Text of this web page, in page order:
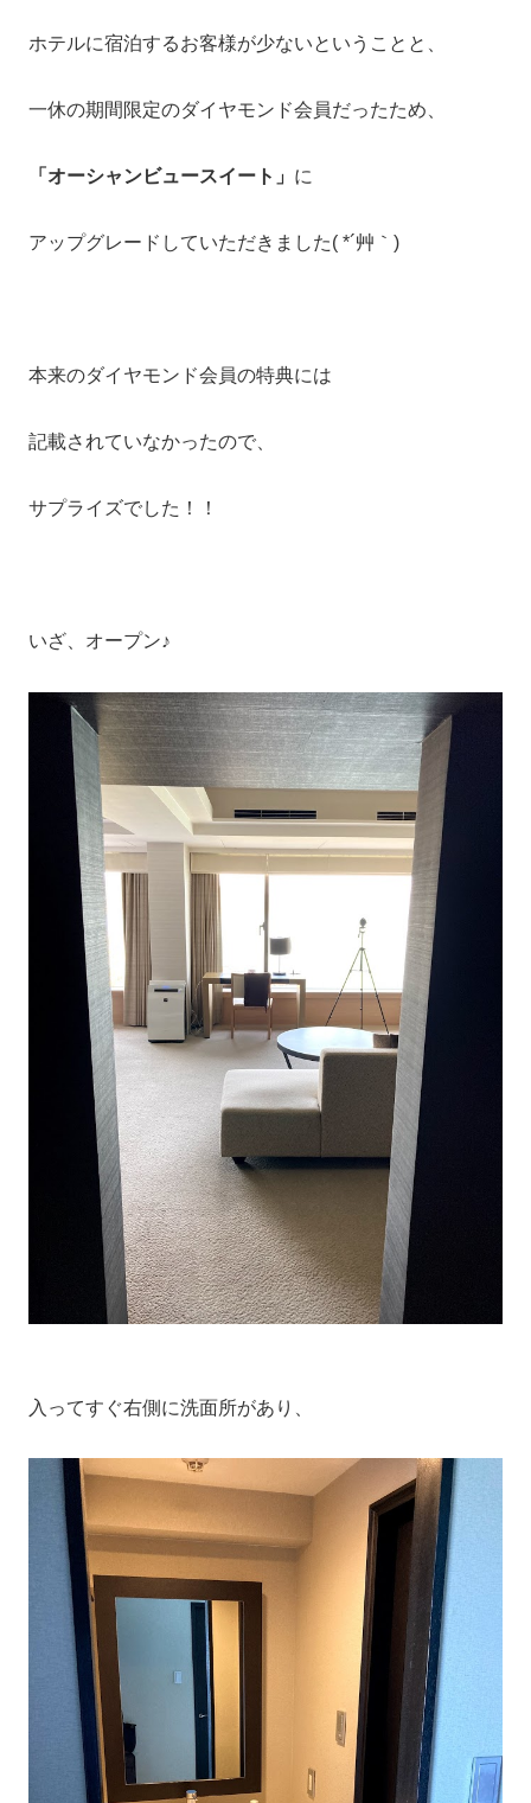
ホテルに宿泊するお客様が少ないということと、
一休の期間限定のダイヤモンド会員だったため、
「 オーシャンビュースイート 」 に
アップグレードしていただきました( *´艸｀)
本来のダイヤモンド会員の特典には
記載されていなかったので、
サプライズでした！！
いざ、オープン♪
入ってすぐ右側に洗面所があり、